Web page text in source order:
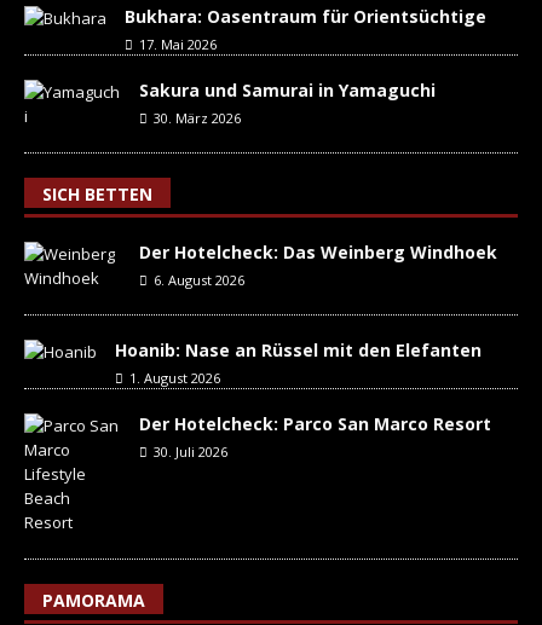
Bukhara: Oasentraum für Orientsüchtige
17. Mai 2026
Sakura und Samurai in Yamaguchi
30. März 2026
SICH BETTEN
Der Hotelcheck: Das Weinberg Windhoek
6. August 2026
Hoanib: Nase an Rüssel mit den Elefanten
1. August 2026
Der Hotelcheck: Parco San Marco Resort
30. Juli 2026
PAMORAMA